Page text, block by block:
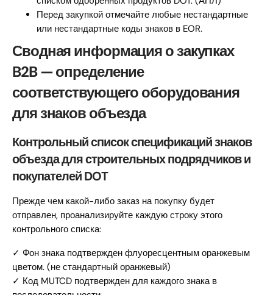
Перед закупкой отмечайте любые нестандартные
или нестандартные коды знаков в EOR.
Сводная информация о закупках
B2B — определение
соответствующего оборудования
для знаков объезда
Контрольный список спецификаций знаков
объезда для строительных подрядчиков и
покупателей DOT
Прежде чем какой-либо заказ на покупку будет
отправлен, проанализируйте каждую строку этого
контрольного списка:
✓ Фон знака подтвержден флуоресцентным оранжевым
цветом. (не стандартный оранжевый)
✓ Код MUTCD подтвержден для каждого знака в